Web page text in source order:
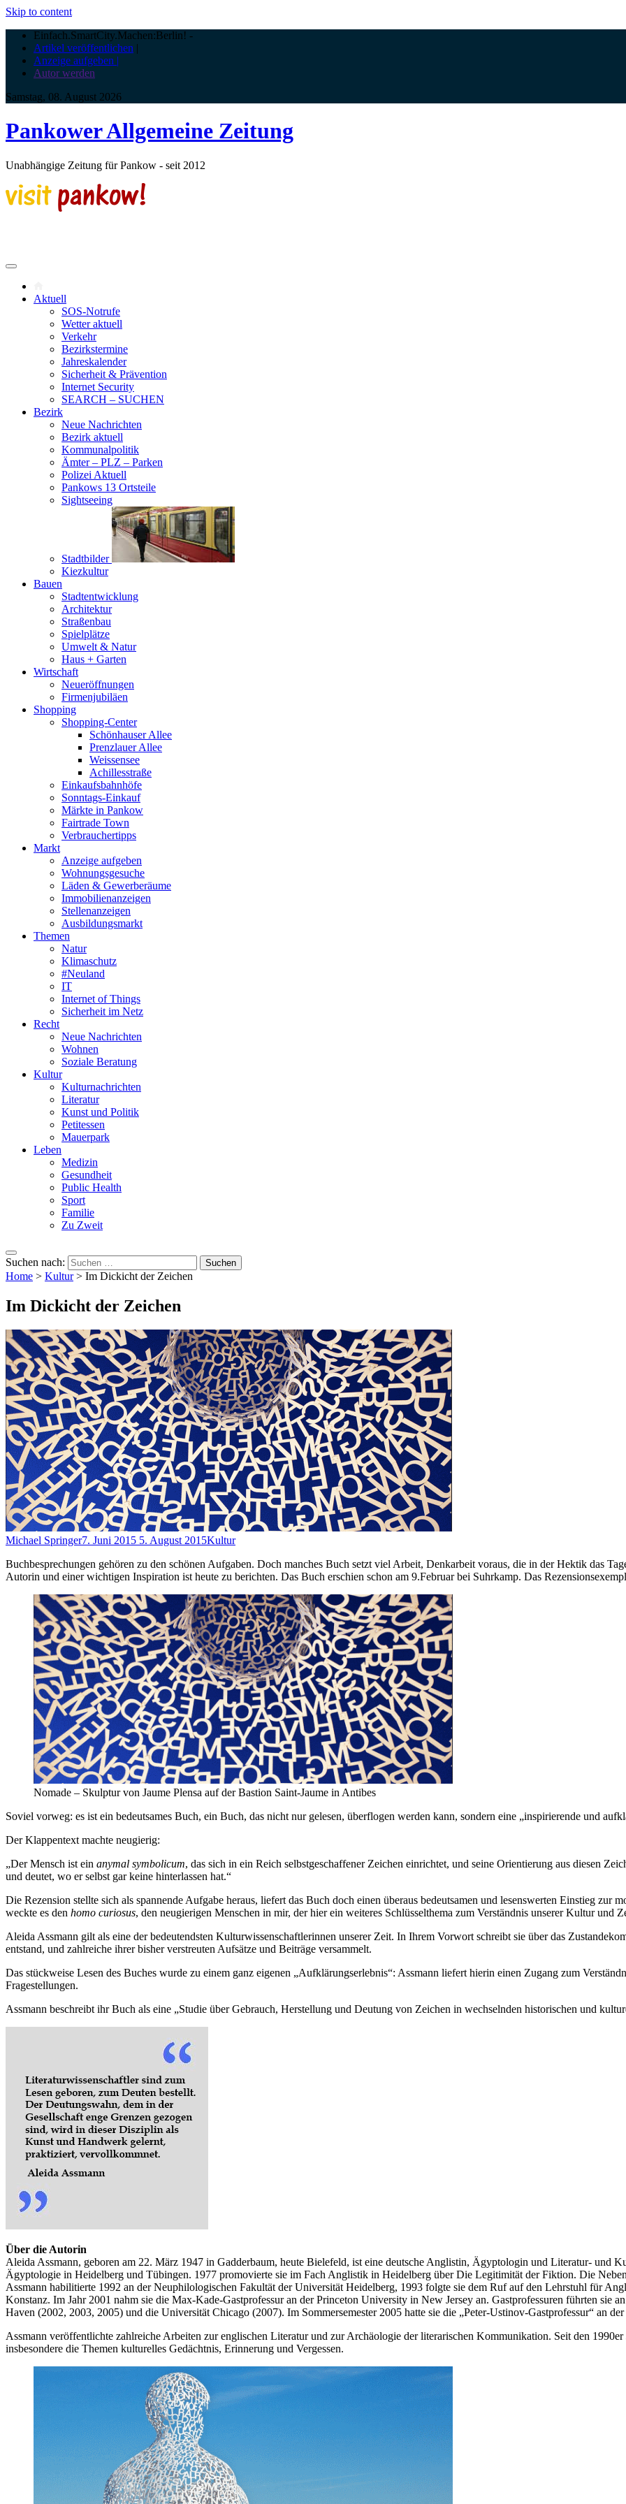
Skip to content
Einfach.SmartCity.Machen:Berlin! -
Artikel veröffentlichen |
Anzeige aufgeben |
Autor werden
Samstag, 08. August 2026
Pankower Allgemeine Zeitung
Unabhängige Zeitung für Pankow - seit 2012
Aktuell
SOS-Notrufe
Wetter aktuell
Verkehr
Bezirkstermine
Jahreskalender
Sicherheit & Prävention
Internet Security
SEARCH – SUCHEN
Bezirk
Neue Nachrichten
Bezirk aktuell
Kommunalpolitik
Ämter – PLZ – Parken
Polizei Aktuell
Pankows 13 Ortsteile
Sightseeing
Stadtbilder
Kiezkultur
Bauen
Stadtentwicklung
Architektur
Straßenbau
Spielplätze
Umwelt & Natur
Haus + Garten
Wirtschaft
Neueröffnungen
Firmenjubiläen
Shopping
Shopping-Center
Schönhauser Allee
Prenzlauer Allee
Weissensee
Achillesstraße
Einkaufsbahnhöfe
Sonntags-Einkauf
Märkte in Pankow
Fairtrade Town
Verbrauchertipps
Markt
Anzeige aufgeben
Wohnungsgesuche
Läden & Gewerberäume
Immobilienanzeigen
Stellenanzeigen
Ausbildungsmarkt
Themen
Natur
Klimaschutz
#Neuland
IT
Internet of Things
Sicherheit im Netz
Recht
Neue Nachrichten
Wohnen
Soziale Beratung
Kultur
Kulturnachrichten
Literatur
Kunst und Politik
Petitessen
Mauerpark
Leben
Medizin
Gesundheit
Public Health
Sport
Familie
Zu Zweit
Suchen nach:
Home > Kultur> Im Dickicht der Zeichen
Im Dickicht der Zeichen
Michael Springer7. Juni 2015 5. August 2015Kultur
Buchbesprechungen gehören zu den schönen Aufgaben. Doch manches Buch setzt viel Arbeit, Denkarbeit voraus, die in der Hektik das
Autorin und einer wichtigen Inspiration ist heute zu berichten. Das Buch erschien schon am 9.Februar bei Suhrkamp. Das
Nomade – Skulptur von Jaume Plensa auf der Bastion Saint-Jaume in Antibes
Soviel vorweg: es ist ein bedeutsames Buch, ein Buch, das nicht nur gelesen, überflogen werden kann, sondern eine „inspirierende und
Der Klappentext machte neugierig:
„Der Mensch ist ein anymal symbolicum, das sich in ein Reich selbstgeschaffener Zeichen einrichtet, und seine Orientierung aus diesen
und deutet, wo er selbst gar keine hinterlassen hat.“
Die Rezension stellte sich als spannende Aufgabe heraus, liefert das Buch doch einen überaus bedeutsamen und lesenswerten Einstieg zur
weckte es den homo curiosus, den neugierigen Menschen in mir, der hier ein weiteres Schlüsselthema zum Verständnis unserer Kultur und
Aleida Assmann gilt als eine der bedeutendsten Kulturwissenschaftlerinnen unserer Zeit. In Ihrem Vorwort schreibt sie über das
entstand, und zahlreiche ihrer bisher verstreuten Aufsätze und Beiträge versammelt.
Das stückweise Lesen des Buches wurde zu einem ganz eigenen „Aufklärungserlebnis“: Assmann liefert hierin einen Zugang zum
Fragestellungen.
Assmann beschreibt ihr Buch als eine „Studie über Gebrauch, Herstellung und Deutung von Zeichen in wechselnden historischen und
Über die Autorin
Aleida Assmann, geboren am 22. März 1947 in Gadderbaum, heute Bielefeld, ist eine deutsche Anglistin, Ägyptologin und Literatur- und
Ägyptologie in Heidelberg und Tübingen. 1977 promovierte sie im Fach Anglistik in Heidelberg über Die Legitimität der Fiktion. Die
Assmann habilitierte 1992 an der Neuphilologischen Fakultät der Universität Heidelberg, 1993 folgte sie dem Ruf auf den Lehrstuhl für
Konstanz. Im Jahr 2001 nahm sie die Max-Kade-Gastprofessur an der Princeton University in New Jersey an. Gastprofessuren führten
Haven (2002, 2003, 2005) und die Universität Chicago (2007). Im Sommersemester 2005 hatte sie die „Peter-Ustinov-Gastprofessur“ an
Assmann veröffentlichte zahlreiche Arbeiten zur englischen Literatur und zur Archäologie der literarischen Kommunikation. Seit den
insbesondere die Themen kulturelles Gedächtnis, Erinnerung und Vergessen.